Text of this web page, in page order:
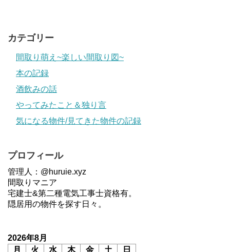
カテゴリー
間取り萌え~楽しい間取り図~
本の記録
酒飲みの話
やってみたこと＆独り言
気になる物件/見てきた物件の記録
プロフィール
管理人：@huruie.xyz
間取りマニア
宅建士&第二種電気工事士資格有。
隠居用の物件を探す日々。
2026年8月
月
火 水 木 金 土 日